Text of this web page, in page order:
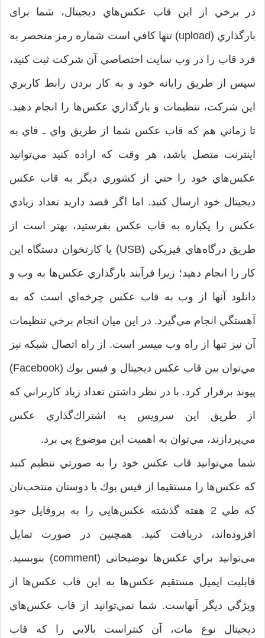
در برخي از اين قاب عكس‌هاي ديجيتال، شما برای
بارگذاري (upload) تنها كافي است شماره رمز منحصر به
فرد قاب را در وب سايت اختصاصي آن شركت ثبت كنید،
سپس از طریق رايانه خود و به كار بردن رابط كاربري
اين شركت، تنظيمات و بارگذاري عكس‌ها را انجام دهيد.
تا زماني هم كه قاب عكس شما از طريق واي ـ فاي به
اينترنت متصل باشد، هر وقت كه اراده كنيد مي‌توانيد
عكس‌هاي خود را حتي از كشوري ديگر به قاب عكس
ديجيتال خود ارسال كنيد. اما اگر قصد داريد تعداد زيادي
عكس را يكباره به قاب عكس بفرستيد، بهتر است از
طريق درگاه‌هاي فيزيكي (USB) يا كارتخوان دستگاه اين
كار را انجام دهيد؛ زيرا فرآيند بارگذاري عكس‌ها به وب و
دانلود آنها از وب به قاب عكس چرخه‌اي است كه به
آهستگي انجام مي‌گيرد. در اين ميان انجام برخي تنظيمات
آن نيز تنها از راه وب ميسر است. از راه اتصال شبكه نيز
مي‌توان بين قاب عكس ديجيتال و فيس بوك (Facebook)
پيوند برقرار كرد. با در نظر داشتن تعداد زياد كاربراني كه
از طريق اين سرويس به اشتراك‌گذاري عكس
مي‌پردازند، مي‌توان به اهميت اين موضوع پي برد.
شما مي‌توانيد قاب عكس خود را به صورتي تنظيم كنيد
كه عكس‌ها را مستقيما از فيس بوك يا دوستان منتخب‌تان
كه طي 2 هفته گذشته عكس‌هايي را به پروفایل خود
افزوده‌اند، دريافت كنید. همچنين در صورت تمایل
می‌توانید براي عكس‌ها توضيحاتی (comment) بنويسيد.
قابليت ايميل مستقيم عكس‌ها به اين قاب عكس‌ها از
ويژگي ديگر آنهاست. شما نمي‌توانيد از قاب عكس‌هاي
ديجيتال نوع مات، آن كنتراست بالايي را كه قاب